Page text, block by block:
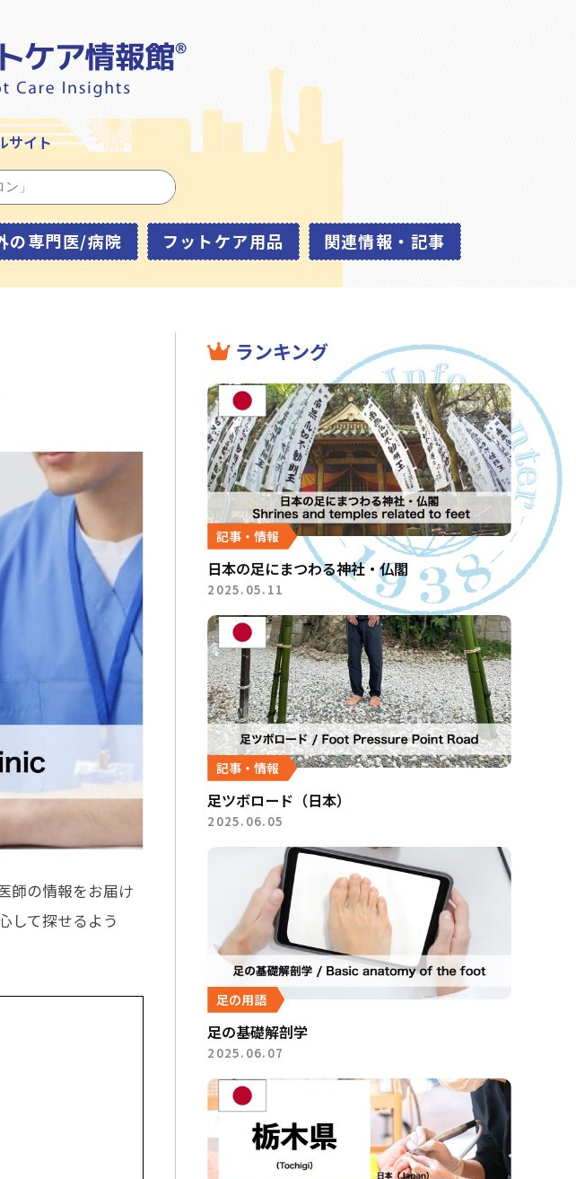
サイト
の専門医/病院 フットケア用品 関連情報・記事
師の情報をお届け
して探せるよう
ランキング
記事・情報
日本の足にまつわる神社・仏閣
2025.05.11
記事・情報
足ツボロード（日本）
2025.06.05
足の用語
足の基礎解剖学
2025.06.07